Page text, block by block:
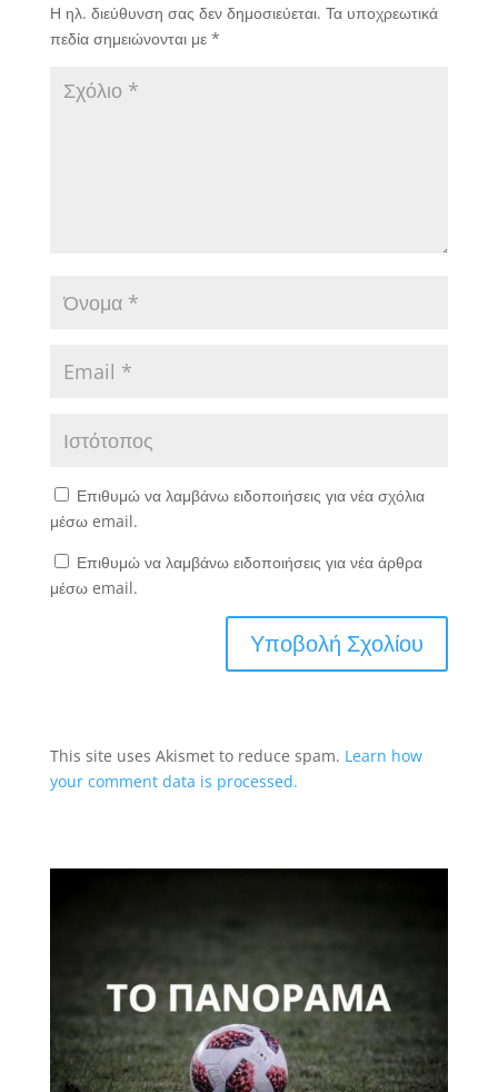
Η ηλ. διεύθυνση σας δεν δημοσιεύεται. Τα υποχρεωτικά
πεδία σημειώνονται με *
Επιθυμώ να λαμβάνω ειδοποιήσεις για νέα σχόλια
μέσω email.
Επιθυμώ να λαμβάνω ειδοποιήσεις για νέα άρθρα
μέσω email.
This site uses Akismet to reduce spam. Learn how
your comment data is processed.